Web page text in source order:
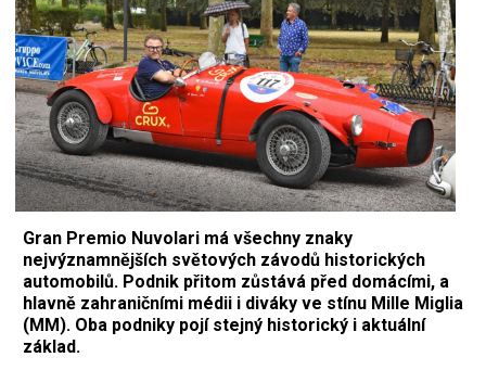
Gran Premio Nuvolari má všechny znaky
nejvýznamnějších světových závodů historických
automobilů. Podnik přitom zůstává před domácími, a
hlavně zahraničními médii i diváky ve stínu Mille Miglia
(MM). Oba podniky pojí stejný historický i aktuální
základ.